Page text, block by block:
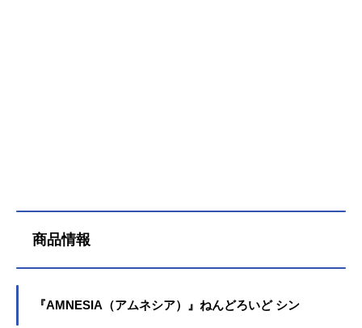
商品情報
『AMNESIA（アムネシア）』ねんどろいど シン